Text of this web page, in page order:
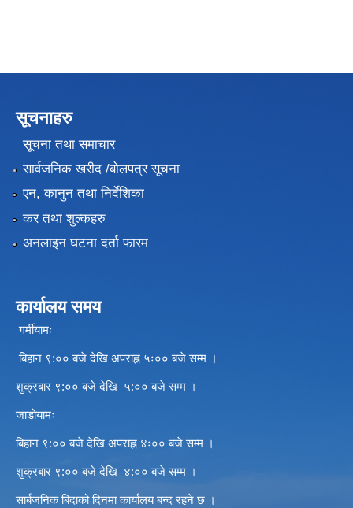
सूचनाहरु
सूचना तथा समाचार
सार्वजनिक खरीद /बोलपत्र सूचना
एन, कानुन तथा निर्देशिका
कर तथा शुल्कहरु
अनलाइन घटना दर्ता फारम
कार्यालय समय
गर्मीयामः
बिहान ९:०० बजे देखि अपराह्न ५ः०० बजे सम्म ।
शुक्रबार ९:०० बजे देखि ५:०० बजे सम्म ।
जाडोयामः
बिहान ९:०० बजे देखि अपराह्न ४ः०० बजे सम्म ।
शुक्रबार ९:०० बजे देखि ४:०० बजे सम्म ।
सार्बजनिक बिदाको दिनमा कार्यालय बन्द रहने छ ।